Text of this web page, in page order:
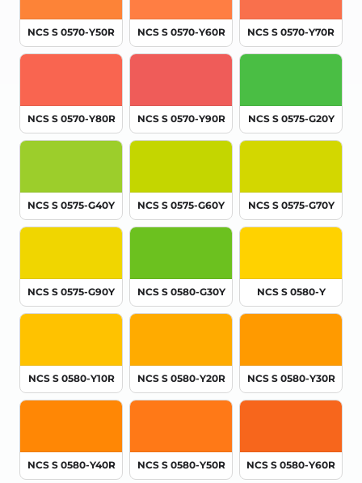
NCS S 0570-Y50R NCS S 0570-Y60R NCS S 0570-Y70R
NCS S 0570-Y80R NCS S 0570-Y90R NCS S 0575-G20Y
NCS S 0575-G40Y NCS S 0575-G60Y NCS S 0575-G70Y
NCS S 0575-G90Y NCS S 0580-G30Y NCS S 0580-Y
NCS S 0580-Y10R NCS S 0580-Y20R NCS S 0580-Y30R
NCS S 0580-Y40R NCS S 0580-Y50R NCS S 0580-Y60R